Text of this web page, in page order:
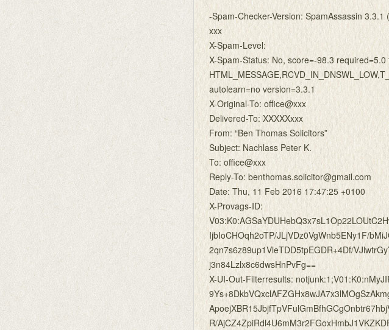
-Spam-Checker-Version: SpamAssassin 3.3.1
xxx
X-Spam-Level:
X-Spam-Status: No, score=-98.3
autolearn=no version=3.3.1
X-Original-To: office@xxx
Delivered-To: XXXXXxxx
From: “Ben Thomas Solicitors”
Subject: Nachlass Peter K.
To: office@xxx
Reply-To: benthomas.solicitor@gmail.com
Date: Thu, 11 Feb 2016 17:47:25 +0100
X-Provags-ID:
IjbIoCHOqh2oTP/JLjVDz0VgWnb5ENy1F/
2qn7s6z89up1VleTDD5tpEGDR+4Df/
j3n84Lzlx8c6dwsHnPvFg==
X-UI-Out-Filterresults:
R/